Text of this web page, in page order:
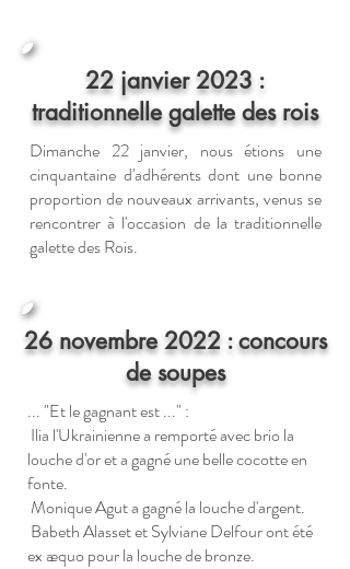
22 janvier 2023 :
traditionnelle galette des rois
Dimanche 22 janvier, nous étions une
cinquantaine d'adhérents dont une bonne
proportion de nouveaux arrivants, venus se
rencontrer à l'occasion de la traditionnelle
galette des Rois.
26 novembre 2022 : concours
de soupes
... "Et le gagnant est ..." :
Ilia l'Ukrainienne a remporté avec brio la
louche d'or et a gagné une belle cocotte en
fonte.
Monique Agut a gagné la louche d'argent.
Babeth Alasset et Sylviane Delfour ont été
ex æquo pour la louche de bronze.